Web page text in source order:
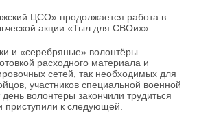
ЦСО» продолжается работа в
акции «Тыл для СВОих».
и «серебряные» волонтёры
расходного материала и
сетей, так необходимых для
участников специальной военной
волонтеры закончили трудиться
приступили к следующей.